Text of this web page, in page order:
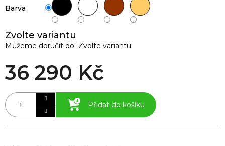
Zvolte variantu
Můžeme doručit do: Zvolte variantu
36 290 Kč
Přidat do košíku
Barva